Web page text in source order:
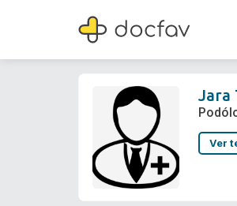
Jara Turmo Ferrer
Podólogo
Jara
Ver